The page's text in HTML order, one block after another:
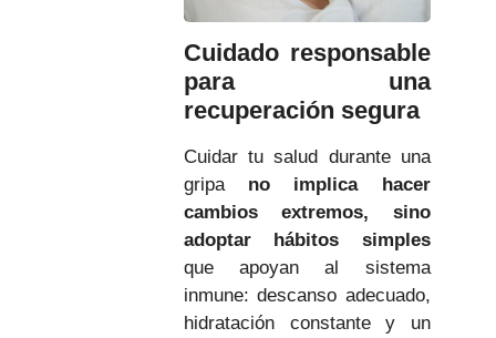
Cuidado responsable
para una
recuperación segura
Cuidar tu salud durante una
gripa no implica hacer
cambios extremos, sino
adoptar hábitos simples
que apoyan al sistema
inmune: descanso adecuado,
hidratación constante y un